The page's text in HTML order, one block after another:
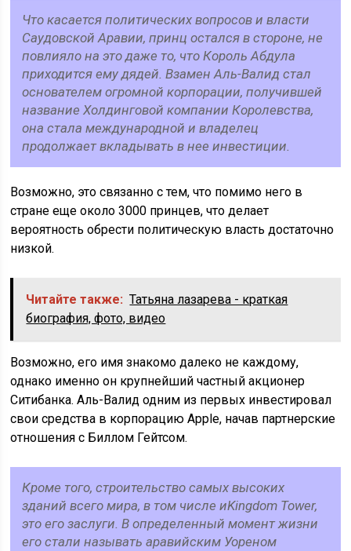
Что касается политических вопросов и власти
Саудовской Аравии, принц остался в стороне, не
повлияло на это даже то, что Король Абдула
приходится ему дядей. Взамен Аль-Валид стал
основателем огромной корпорации, получившей
название Холдинговой компании Королевства,
она стала международной и владелец
продолжает вкладывать в нее инвестиции.
Возможно, это связанно с тем, что помимо него в
стране еще около 3000 принцев, что делает
вероятность обрести политическую власть достаточно
низкой.
Читайте также: Татьяна лазарева - краткая
биография, фото, видео
Возможно, его имя знакомо далеко не каждому,
однако именно он крупнейший частный акционер
Ситибанка. Аль-Валид одним из первых инвестировал
свои средства в корпорацию Apple, начав партнерские
отношения с Биллом Гейтсом.
Кроме того, строительство самых высоких
зданий всего мира, в том числе иKingdom Tower,
это его заслуги. В определенный момент жизни
его стали называть аравийским Уореном